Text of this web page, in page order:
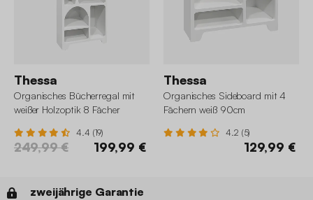
Thessa
Organisches Bücherregal mit
weißer Holzoptik 8 Fächer
4.4 (19)
249,99 € 199,99 €
Thessa
Organisches Sideboard mit 4
Fächern weiß 90cm
4.2 (5)
129,99 €
zweijährige Garantie